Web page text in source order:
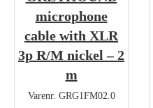
microphone
cable with XLR
3p R/M nickel – 2
m
Varenr. GRG1FM02.0